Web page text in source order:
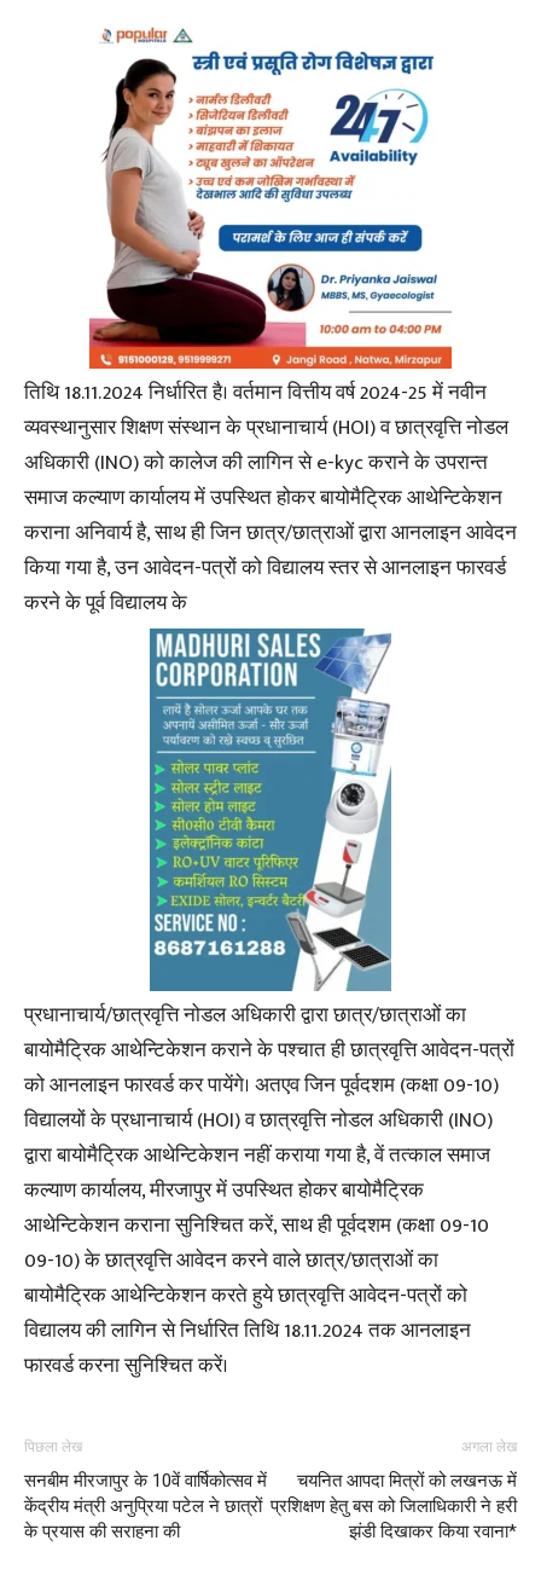
तिथि 18.11.2024 निर्धारित है। वर्तमान वित्तीय वर्ष 2024-25 में नवीन
व्यवस्थानुसार शिक्षण संस्थान के प्रधानाचार्य (HOI) व छात्रवृत्ति नोडल
अधिकारी (INO) को कालेज की लागिन से e-kyc कराने के उपरान्त
समाज कल्याण कार्यालय में उपस्थित होकर बायोमैट्रिक आथेन्टिकेशन
कराना अनिवार्य है, साथ ही जिन छात्र/छात्राओं द्वारा आनलाइन आवेदन
किया गया है, उन आवेदन-पत्रों को विद्यालय स्तर से आनलाइन फारवर्ड
करने के पूर्व विद्यालय के
प्रधानाचार्य/छात्रवृत्ति नोडल अधिकारी द्वारा छात्र/छात्राओं का
बायोमैट्रिक आथेन्टिकेशन कराने के पश्चात ही छात्रवृत्ति आवेदन-पत्रों
को आनलाइन फारवर्ड कर पायेंगे। अतएव जिन पूर्वदशम (कक्षा 09-10)
विद्यालयों के प्रधानाचार्य (HOI) व छात्रवृत्ति नोडल अधिकारी (INO)
द्वारा बायोमैट्रिक आथेन्टिकेशन नहीं कराया गया है, वें तत्काल समाज
कल्याण कार्यालय, मीरजापुर में उपस्थित होकर बायोमैट्रिक
आथेन्टिकेशन कराना सुनिश्चित करें, साथ ही पूर्वदशम (कक्षा 09-10
09-10) के छात्रवृत्ति आवेदन करने वाले छात्र/छात्राओं का
बायोमैट्रिक आथेन्टिकेशन करते हुये छात्रवृत्ति आवेदन-पत्रों को
विद्यालय की लागिन से निर्धारित तिथि 18.11.2024 तक आनलाइन
फारवर्ड करना सुनिश्चित करें।
पिछला लेख
सनबीम मीरजापुर के 10वें वार्षिकोत्सव में
केंद्रीय मंत्री अनुप्रिया पटेल ने छात्रों
के प्रयास की सराहना की
अगला लेख
चयनित आपदा मित्रों को लखनऊ में
प्रशिक्षण हेतु बस को जिलाधिकारी ने हरी
झंडी दिखाकर किया रवाना*